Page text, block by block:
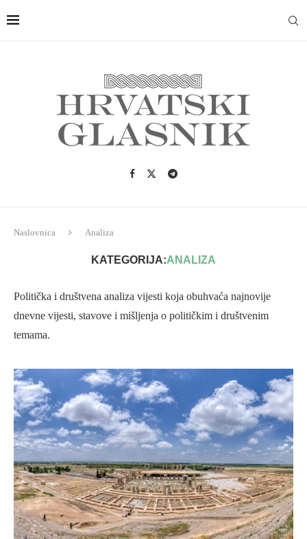
Naslovnica Analiza
KATEGORIJA:ANALIZA
Politička i društvena analiza vijesti koja obuhvaća najnovije
dnevne vijesti, stavove i mišljenja o političkim i društvenim
temama.